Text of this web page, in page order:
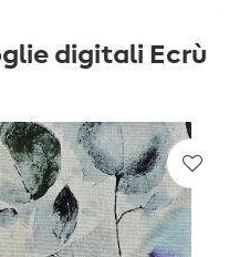
digitali Ecrù